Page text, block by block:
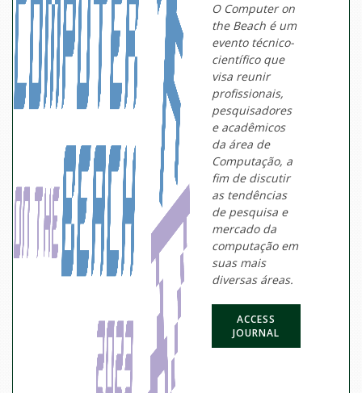
O Computer on
the Beach é um
evento técnico-
científico que
visa reunir
profissionais,
pesquisadores
e acadêmicos
da área de
Computação, a
fim de discutir
as tendências
de pesquisa e
mercado da
computação em
suas mais
diversas áreas.
ACCESS
JOURNAL